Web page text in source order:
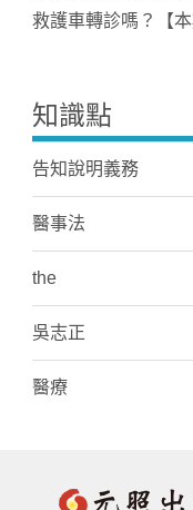
救護車轉診嗎？【本
知識點
告知說明義務
醫事法
the
吳志正
醫療